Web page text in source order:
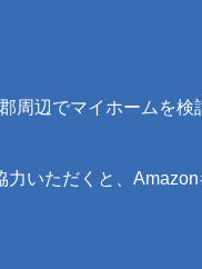
周辺でマイホームを検
いただくと、Amazon